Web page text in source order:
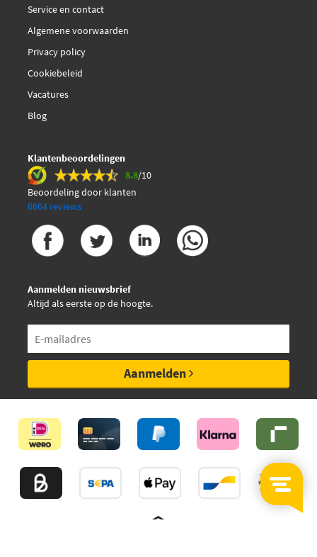
Service en contact
Algemene voorwaarden
Privacy policy
Cookiebeleid
Vacatures
Blog
Klantenbeoordelingen
8.8/10
Beoordeling door klanten
6664 reviews
Aanmelden nieuwsbrief
Altijd als eerste op de hoogte.
Aanmelden